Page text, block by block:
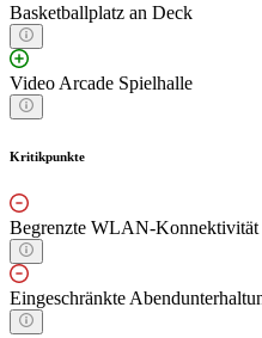
Basketballplatz an Deck
Video Arcade Spielhalle
Kritikpunkte
Begrenzte WLAN-Konnektivität
Eingeschränkte